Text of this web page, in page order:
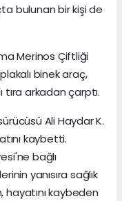
bulunan bir kişi de
Merinos Çiftliği
binek araç,
tıra arkadan çarptı.
Ali Haydar K.
kaybetti.
bağlı
yanısıra sağlık
kaybeden